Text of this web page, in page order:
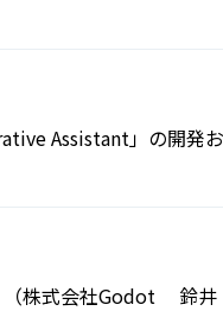
Assistant」の開発
（株式会社Godot 鈴井